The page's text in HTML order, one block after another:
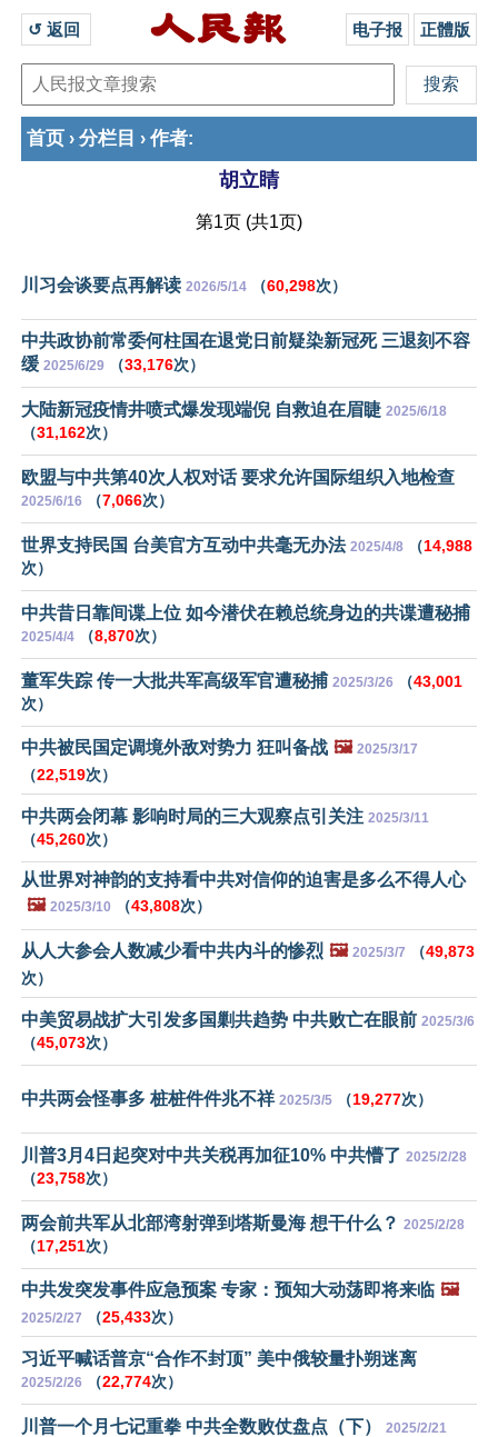
↺ 返回 电子报 正體版
首页 › 分栏目 › 作者:
胡立睛
第1页 (共1页)
川习会谈要点再解读 2026/5/14 （60,298次）
中共政协前常委何柱国在退党日前疑染新冠死 三退刻不容
缓 2025/6/29 （33,176次）
大陆新冠疫情井喷式爆发现端倪 自救迫在眉睫 2025/6/18
（31,162次）
欧盟与中共第40次人权对话 要求允许国际组织入地检查
2025/6/16 （7,066次）
世界支持民国 台美官方互动中共毫无办法 2025/4/8 （14,988
次）
中共昔日靠间谍上位 如今潜伏在赖总统身边的共谍遭秘捕
2025/4/4 （8,870次）
董军失踪 传一大批共军高级军官遭秘捕 2025/3/26 （43,001
次）
中共被民国定调境外敌对势力 狂叫备战 🖼️ 2025/3/17
（22,519次）
中共两会闭幕 影响时局的三大观察点引关注 2025/3/11
（45,260次）
从世界对神韵的支持看中共对信仰的迫害是多么不得人心
🖼️ 2025/3/10 （43,808次）
从人大参会人数减少看中共内斗的惨烈 🖼️ 2025/3/7 （49,873
次）
中美贸易战扩大引发多国剿共趋势 中共败亡在眼前 2025/3/6
（45,073次）
中共两会怪事多 桩桩件件兆不祥 2025/3/5 （19,277次）
川普3月4日起突对中共关税再加征10% 中共懵了 2025/2/28
（23,758次）
两会前共军从北部湾射弹到塔斯曼海 想干什么？ 2025/2/28
（17,251次）
中共发突发事件应急预案 专家：预知大动荡即将来临 🖼️
2025/2/27 （25,433次）
习近平喊话普京“合作不封顶” 美中俄较量扑朔迷离
2025/2/26 （22,774次）
川普一个月七记重拳 中共全数败仗盘点（下） 2025/2/21